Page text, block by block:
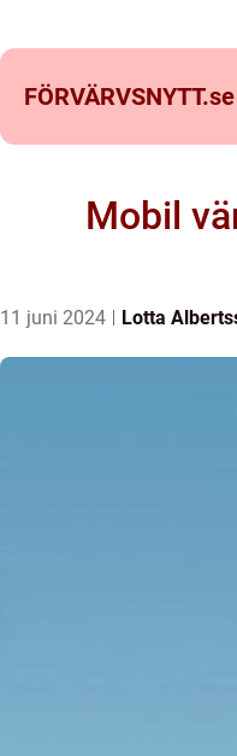
FÖRVÄRVSNYTT.se
Mobil
11 juni 2024 Lotta